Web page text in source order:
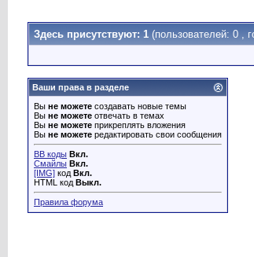
Здесь присутствуют: 1 (пользователей: 0 ,
Ваши права в разделе
Вы не можете создавать новые темы
Вы не можете отвечать в темах
Вы не можете прикреплять вложения
Вы не можете редактировать свои сообщения
BB коды Вкл.
Смайлы Вкл.
[IMG] код Вкл.
HTML код Выкл.
Правила форума